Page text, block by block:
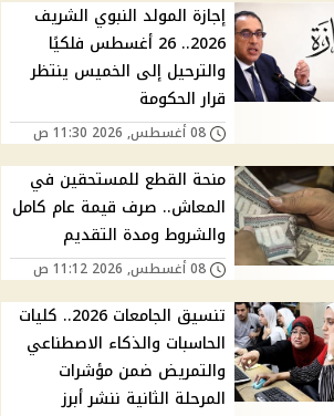
إجازة المولد النبوي الشريف
2026.. 26 أغسطس فلكيًا
والترحيل إلى الخميس ينتظر
قرار الحكومة
08 أغسطس, 2026 11:30 ص
منحة القطع للمستحقين في
المعاش.. صرف قيمة عام كامل
والشروط ومدة التقديم
08 أغسطس, 2026 11:12 ص
تنسيق الجامعات 2026.. كليات
الحاسبات والذكاء الاصطناعي
والتمريض ضمن مؤشرات
المرحلة الثانية ننشر أبرز